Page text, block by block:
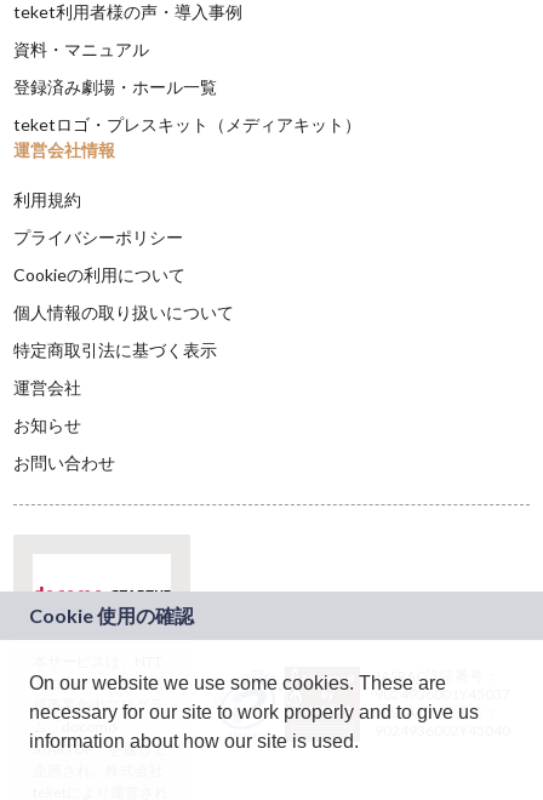
teket利用者様の声・導入事例
資料・マニュアル
登録済み劇場・ホール一覧
teketロゴ・プレスキット（メディアキット）
運営会社情報
利用規約
プライバシーポリシー
Cookieの利用について
個人情報の取り扱いについて
特定商取引法に基づく表示
運営会社
お知らせ
お問い合わせ
ドコモグループの新
規事業創出プログラ
ム「docomo
STARTUP」を通じて
JASRAC許諾番号：
9024936001Y45037
JASRAC許諾番号：
On our website we use some cookies. These are
necessary for our site to work properly and to give us
information about how our site is used.